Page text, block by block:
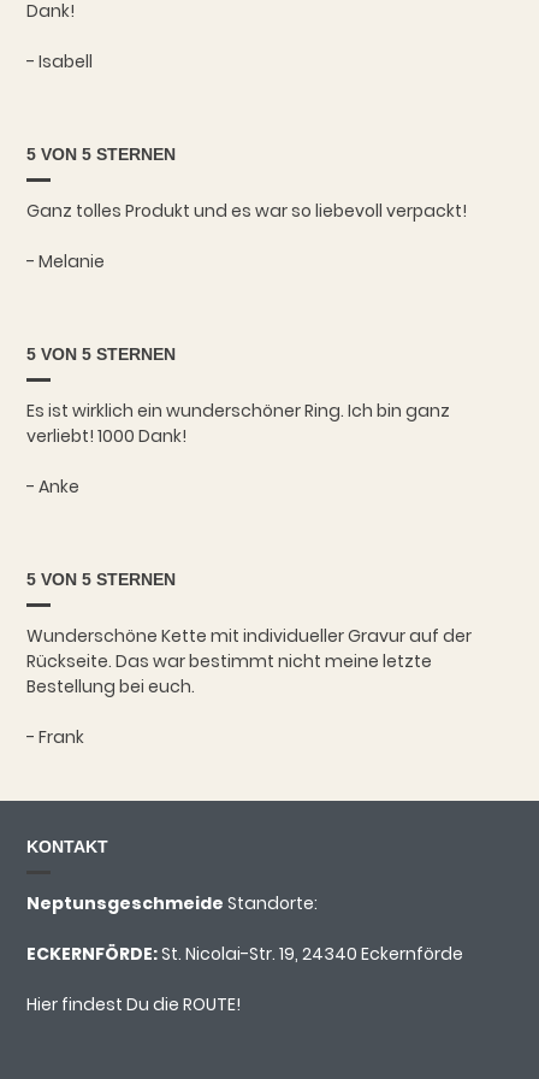
Dank!
- Isabell
5 VON 5 STERNEN
Ganz tolles Produkt und es war so liebevoll verpackt!
- Melanie
5 VON 5 STERNEN
Es ist wirklich ein wunderschöner Ring. Ich bin ganz
verliebt! 1000 Dank!
- Anke
5 VON 5 STERNEN
Wunderschöne Kette mit individueller Gravur auf der
Rückseite. Das war bestimmt nicht meine letzte
Bestellung bei euch.
- Frank
KONTAKT
NeptunsgeschmeideStandorte:
ECKERNFÖRDE:St. Nicolai-Str. 19, 24340 Eckernförde
Hier findest Du die ROUTE!